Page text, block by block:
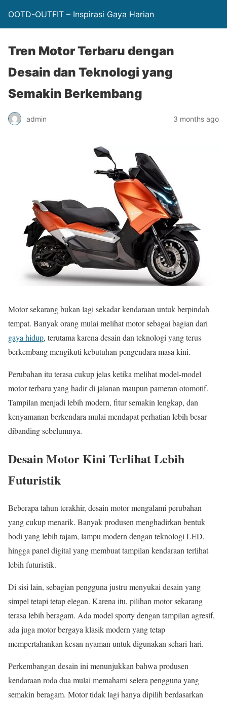
OOTD-OUTFIT – Inspirasi Gaya Harian
Tren Motor Terbaru dengan
Desain dan Teknologi yang
Semakin Berkembang
admin 3 months ago
Motor sekarang bukan lagi sekadar kendaraan untuk berpindah
tempat. Banyak orang mulai melihat motor sebagai bagian dari
gaya hidup, terutama karena desain dan teknologi yang terus
berkembang mengikuti kebutuhan pengendara masa kini.
Perubahan itu terasa cukup jelas ketika melihat model-model
motor terbaru yang hadir di jalanan maupun pameran otomotif.
Tampilan menjadi lebih modern, fitur semakin lengkap, dan
kenyamanan berkendara mulai mendapat perhatian lebih besar
dibanding sebelumnya.
Desain Motor Kini Terlihat Lebih
Futuristik
Beberapa tahun terakhir, desain motor mengalami perubahan
yang cukup menarik. Banyak produsen menghadirkan bentuk
bodi yang lebih tajam, lampu modern dengan teknologi LED,
hingga panel digital yang membuat tampilan kendaraan terlihat
lebih futuristik.
Di sisi lain, sebagian pengguna justru menyukai desain yang
simpel tetapi tetap elegan. Karena itu, pilihan motor sekarang
terasa lebih beragam. Ada model sporty dengan tampilan agresif,
ada juga motor bergaya klasik modern yang tetap
mempertahankan kesan nyaman untuk digunakan sehari-hari.
Perkembangan desain ini menunjukkan bahwa produsen
kendaraan roda dua mulai memahami selera pengguna yang
semakin beragam. Motor tidak lagi hanya dipilih berdasarkan